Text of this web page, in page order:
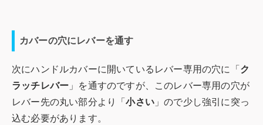
カバーの穴にレバーを通す
次にハンドルカバーに開いているレバー専用の穴に「 ク
ラッチレバー 」を通すのですが、このレバー専用の穴が
レバー先の丸い部分より「小さい 」ので少し強引に突っ
込む必要があります。